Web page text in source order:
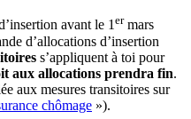
avant le 1ermars
d’allocations d’insertion
s’appliquent à toi pour
aux allocations prendra fin.
aux mesures transitoires sur
chômage »).